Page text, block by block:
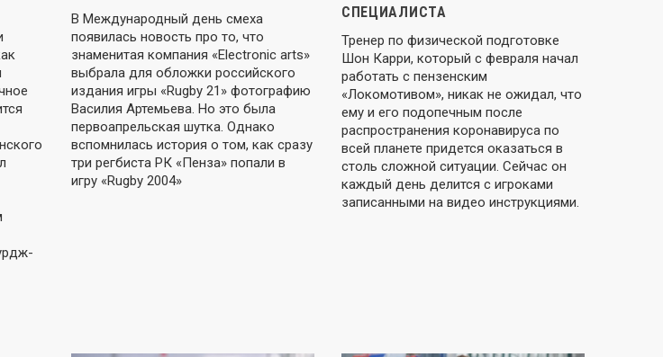
В Международный день смеха
появилась новость про то, что
знаменитая компания «Electronic arts»
выбрала для обложки российского
издания игры «Rugby 21» фотографию
Василия Артемьева. Но это была
первоапрельская шутка. Однако
вспомнилась история о том, как сразу
три регбиста РК «Пенза» попали в
игру «Rugby 2004»
СПЕЦИАЛИСТА
Тренер по физической подготовке
Шон Карри, который с февраля начал
работать с пензенским
«Локомотивом», никак не ожидал, что
ему и его подопечным после
распространения коронавируса по
всей планете придется оказаться в
столь сложной ситуации. Сейчас он
каждый день делится с игроками
записанными на видео инструкциями.